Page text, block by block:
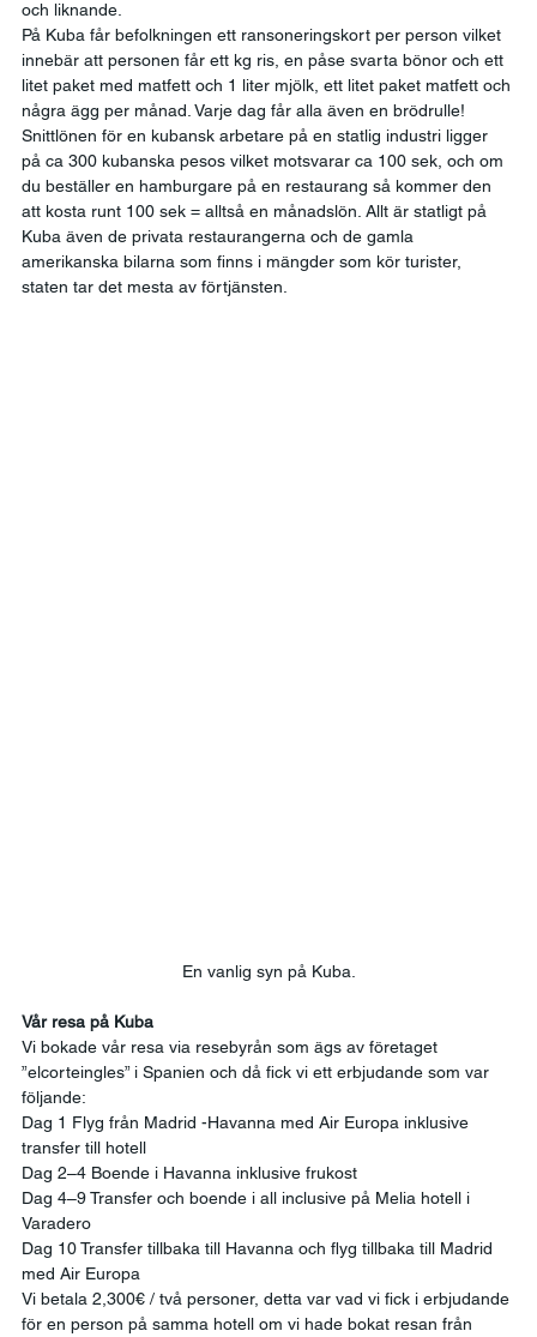
och liknande.
På Kuba får befolkningen ett ransoneringskort per person vilket
innebär att personen får ett kg ris, en påse svarta bönor och ett
litet paket med matfett och 1 liter mjölk, ett litet paket matfett och
några ägg per månad. Varje dag får alla även en brödrulle!
Snittlönen för en kubansk arbetare på en statlig industri ligger
på ca 300 kubanska pesos vilket motsvarar ca 100 sek, och om
du beställer en hamburgare på en restaurang så kommer den
att kosta runt 100 sek = alltså en månadslön. Allt är statligt på
Kuba även de privata restaurangerna och de gamla
amerikanska bilarna som finns i mängder som kör turister,
staten tar det mesta av förtjänsten.
En vanlig syn på Kuba.
Vår resa på Kuba
Vi bokade vår resa via resebyrån som ägs av företaget
”elcorteingles” i Spanien och då fick vi ett erbjudande som var
följande:
Dag 1 Flyg från Madrid -Havanna med Air Europa inklusive
transfer till hotell
Dag 2–4 Boende i Havanna inklusive frukost
Dag 4–9 Transfer och boende i all inclusive på Melia hotell i
Varadero
Dag 10 Transfer tillbaka till Havanna och flyg tillbaka till Madrid
med Air Europa
Vi betala 2,300€ / två personer, detta var vad vi fick i erbjudande
för en person på samma hotell om vi hade bokat resan från